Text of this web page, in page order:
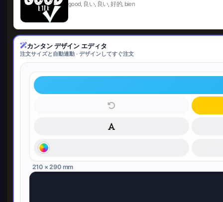
good, 良い, 良い, 好的, bien
カンタン デザイン エディタ
注文サイズと自動連動 · デザインしてすぐ注文
210 × 290 mm